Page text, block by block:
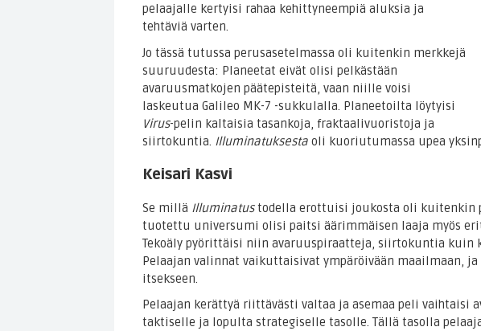
pelaajalle kertyisi rahaa kehittyneempiä aluksia ja
tehtäviä varten.
Jo tässä tutussa perusasetelmassa oli kuitenkin merkkejä
suuruudesta: Planeetat eivät olisi pelkästään
avaruusmatkojen päätepisteitä, vaan niille voisi
laskeutua Galileo MK-7 -sukkulalla. Planeetoilta löytyisi
Virus-pelin kaltaisia tasankoja, fraktaalivuoristoja ja
siirtokuntia. Illuminatuksesta oli kuoriutumassa upea
Keisari Kasvi
Se millä Illuminatustodella erottuisi joukosta oli kuitenkin
tuotettu universumi olisi paitsi äärimmäisen laaja myös
Tekoäly pyörittäisi niin avaruuspiraatteja, siirtokuntia kuin
Pelaajan valinnat vaikuttaisivat ympäröivään maailmaan,
itsekseen.
Pelaajan kerättyä riittävästi valtaa ja asemaa peli vaihtaisi
taktiselle ja lopulta strategiselle tasolle. Tällä tasolla